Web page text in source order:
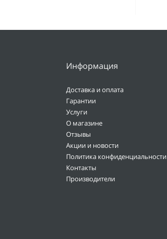
Информация
Доставка и оплата
Гарантии
Услуги
О магазине
Отзывы
Акции и новости
Политика конфиденциальности
Контакты
Производители